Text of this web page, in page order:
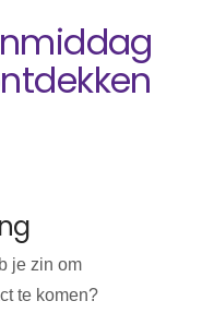
je zin om
te komen?